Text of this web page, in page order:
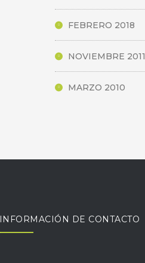
FEBRERO 2018
NOVIEMBRE 2011
MARZO 2010
INFORMACIÓN DE CONTACTO